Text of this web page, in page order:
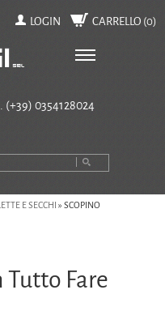
LOGIN CARRELLO (0)
(+39) 0354128024
E SECCHI » SCOPINO
Fare